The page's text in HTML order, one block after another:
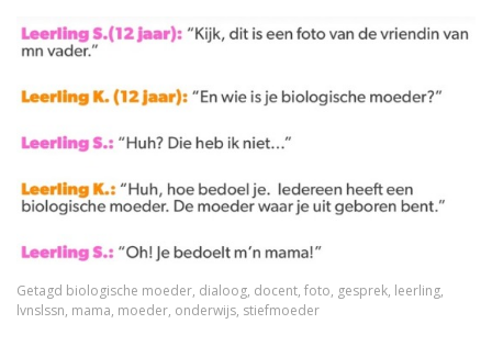
Getagd biologische moeder, dialoog, docent, foto, gesprek, leerling,
lvnslssn, mama, moeder, onderwijs, stiefmoeder